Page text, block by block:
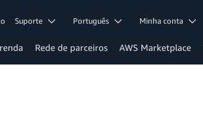
Suporte Português Minha conta
Rede de parceiros AWS Marketplace